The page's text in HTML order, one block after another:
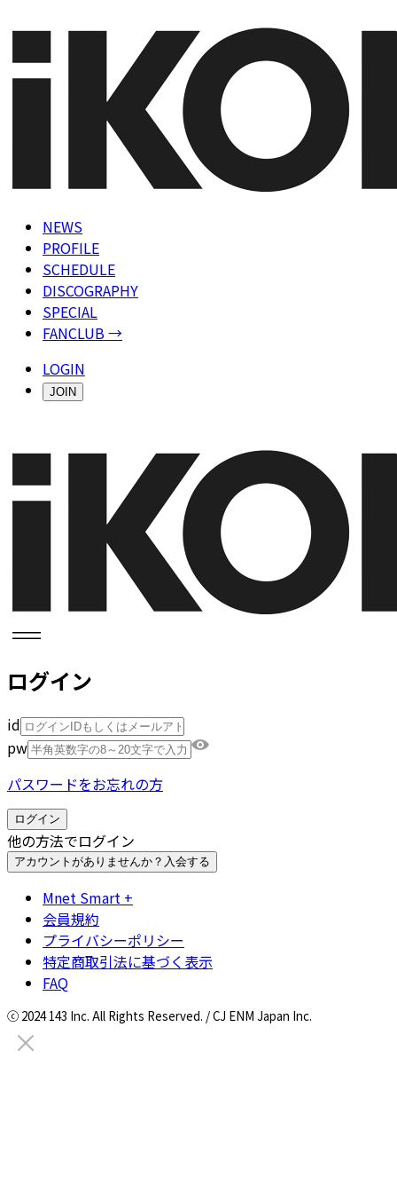
NEWS
PROFILE
SCHEDULE
DISCOGRAPHY
SPECIAL
FANCLUB →
LOGIN
JOIN
ログイン
id
pw
パスワードをお忘れの方
ログイン
他の方法でログイン
アカウントがありませんか？ 入会する
Mnet Smart +
会員規約
プライバシーポリシー
特定商取引法に基づく表示
FAQ
ⓒ 2024 143 Inc. All Rights Reserved. / CJ ENM Japan Inc.